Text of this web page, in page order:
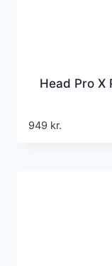
Head Pro X
949 kr.